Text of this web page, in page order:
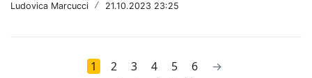
Ludovica Marcucci / 21.10.2023 23:25
1 2 3 4 5 6 →